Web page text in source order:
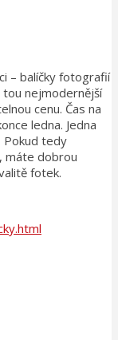
– balíčky fotografií
tou nejmodernější
cenu. Čas na
ledna. Jedna
Pokud tedy
máte dobrou
fotek.